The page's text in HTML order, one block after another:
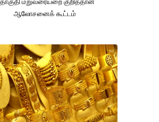
மறுவரையறை குறித்தான
ஆலோசனைக் கூட்டம்